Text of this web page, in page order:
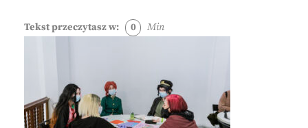
Tekst przeczytasz w: 0 Min